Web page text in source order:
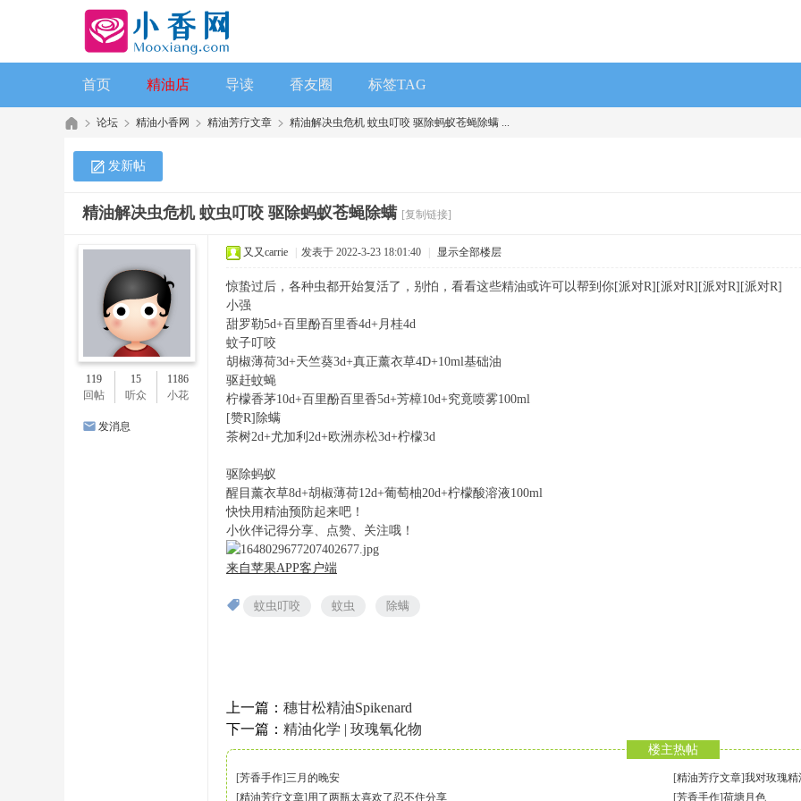
首页 精油店 导读 香友圈 标签TAG
论坛 精油小香网 精油芳疗文章 精油解决虫危机 蚊虫叮咬 驱除蚂蚁苍蝇除螨 ...
发新帖
精油解决虫危机 蚊虫叮咬 驱除蚂蚁苍蝇除螨 [复制链接]
119
回帖
15
听众
1186
小花
发消息
又又carrie 发表于 2022-3-23 18:01:40 显示全部楼层
惊蛰过后，各种虫都开始复活了，别怕，看看这些精油或许可以帮到你[派对R][派对R][派对R][派对R]
小强
甜罗勒5d+百里酚百里香4d+月桂4d
蚊子叮咬
胡椒薄荷3d+天竺葵3d+真正薰衣草4D+10ml基础油
驱赶蚊蝇
柠檬香茅10d+百里酚百里香5d+芳樟10d+究竟喷雾100ml
[赞R]除螨
茶树2d+尤加利2d+欧洲赤松3d+柠檬3d
驱除蚂蚁
醒目薰衣草8d+胡椒薄荷12d+葡萄柚20d+柠檬酸溶液100ml
快快用精油预防起来吧！
小伙伴记得分享、点赞、关注哦！
来自苹果APP客户端
蚊虫叮咬 蚊虫 除螨
上一篇： 穗甘松精油Spikenard
下一篇： 精油化学 | 玫瑰氧化物
楼主热帖
三月的晚安
[芳香手作] 我对玫瑰精
[精油芳疗文章]
用了两瓶太喜欢了忍不住分享
[精油芳疗文章] 荷塘月色
[芳香手作]